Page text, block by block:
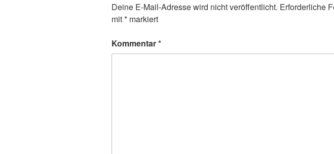
Deine E-Mail-Adresse wird nicht veröffentlicht. Erforderliche
mit* markiert
Kommentar*